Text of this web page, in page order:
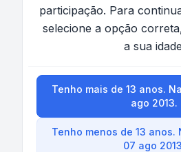
participação. Para
selecione a opção
a sua
Tenho mais de 13 anos.
ago 2013.
Tenho menos de 13 anos.
07 ago